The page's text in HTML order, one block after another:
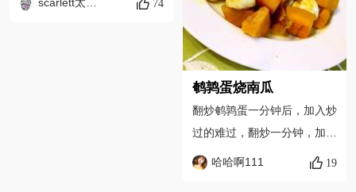
74
鹌鹑蛋烧南瓜
翻炒鹌鹑蛋一分钟后，加入炒
过的难过，翻炒一分钟，加入
白糖适量，喜欢味道重一点的
哈哈啊111 19